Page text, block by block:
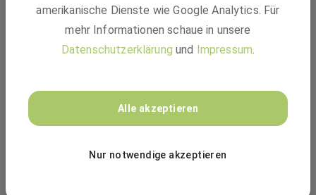
Mittelständler
und Produktion von innovativen Technologien für die Luft-
und Raumfahrt, Verteidigung, Sicherheit und
Medizintechnik spezialisiert hat. VINCORION bietet
Anforderungen der Kunden zugeschnitten sind. Mit einem
amerikanische Dienste wie Google Analytics. Für
mehr Informationen schaue in unsere
Datenschutzerklärung und Impressum.
Alle akzeptieren
Nur notwendige akzeptieren